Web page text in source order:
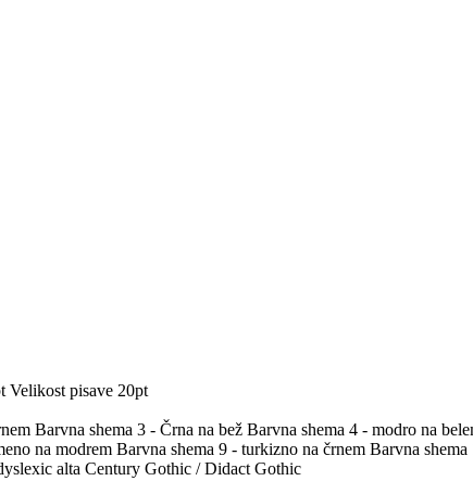
Velikost pisave 20pt
Barvna shema 3 - Črna na bež Barvna shema 4 - modro na
na modrem Barvna shema 9 - turkizno na črnem Barvna
alta Century Gothic / Didact Gothic